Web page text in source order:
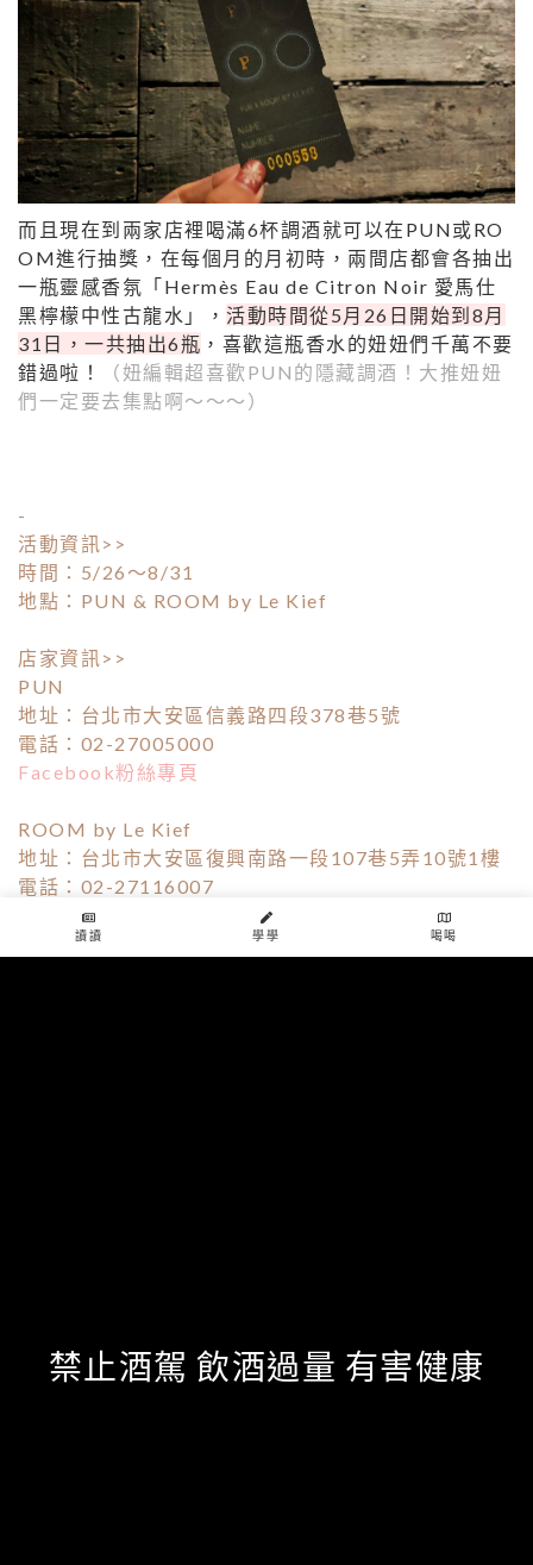
而且現在到兩家店裡喝滿6杯調酒就可以在PUN或RO
OM進行抽獎，在每個月的月初時，兩間店都會各抽出
一瓶靈感香氛「Hermès Eau de Citron Noir 愛馬仕
黑檸檬中性古龍水」， 活動時間從5月26日開始到8月
31日，一共抽出6瓶 ，喜歡這瓶香水的妞妞們千萬不要
錯過啦！
（妞編輯超喜歡PUN的隱藏調酒！大推妞妞
們一定要去集點啊～～～）
-
活動資訊>>
時間：5/26～8/31
地點：PUN & ROOM by Le Kief
店家資訊>>
PUN
地址：台北市大安區信義路四段378巷5號
電話：02-27005000
Facebook粉絲專頁
ROOM by Le Kief
地址：台北市大安區復興南路一段107巷5弄10號1樓
電話：02-27116007
Facebook粉絲專頁
走，下班續攤首戰就這裡
讀讀 學學 喝喝
禁止酒駕 飲酒過量 有害健康